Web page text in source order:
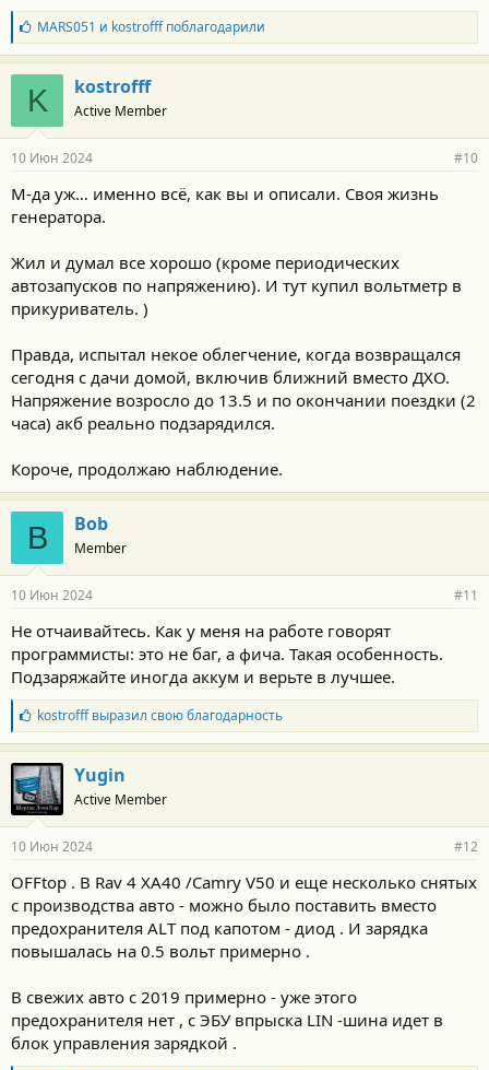
Б
л
а
г
о
д
а
н
с
т
MARS051 и kostrofffпоблагодарили
K kostrofff
Active Member
10 Июн 2024 #10
М-да уж… именно всё, как вы и описали. Своя жизнь
генератора.
Жил и думал все хорошо (кроме периодических
автозапусков по напряжению). И тут купил вольтметр в
прикуриватель. )
Правда, испытал некое облегчение, когда возвращался
сегодня с дачи домой, включив ближний вместо ДХО.
Напряжение возросло до 13.5 и по окончании поездки (2
часа) акб реально подзарядился.
Короче, продолжаю наблюдение.
B Bob
Member
10 Июн 2024 #11
Не отчаивайтесь. Как у меня на работе говорят
программисты: это не баг, а фича. Такая особенность.
Подзаряжайте иногда аккум и верьте в лучшее.
Б
л
а
г
о
д
а
н
с
т
и
kostrofffвыразил свою благодарность
Yugin
Active Member
10 Июн 2024 #12
OFFtop . В Rav 4 XA40 /Camry V50 и еще несколько снятых
с производства авто - можно было поставить вместо
предохранителя ALT под капотом - диод . И зарядка
повышалась на 0.5 вольт примерно .
В свежих авто с 2019 примерно - уже этого
предохранителя нет , с ЭБУ впрыска LIN -шина идет в
блок управления зарядкой .